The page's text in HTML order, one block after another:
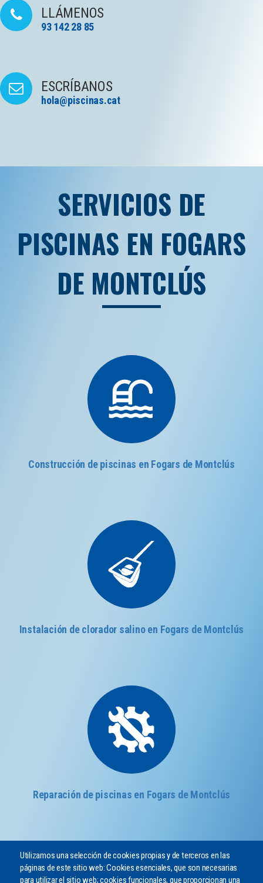
LLÁMENOS
93 142 28 85
ESCRÍBANOS
hola@piscinas.cat
SERVICIOS DE
PISCINAS EN FOGARS
DE MONTCLÚS
Construcción de piscinas en Fogars de Montclús
Instalación de clorador salino en Fogars de Montclús
Reparación de piscinas en Fogars de Montclús
Utilizamos una selección de cookies propias y de terceros en las
páginas de este sitio web: Cookies esenciales, que son necesarias
para utilizar el sitio web; cookies funcionales, que proporcionan una